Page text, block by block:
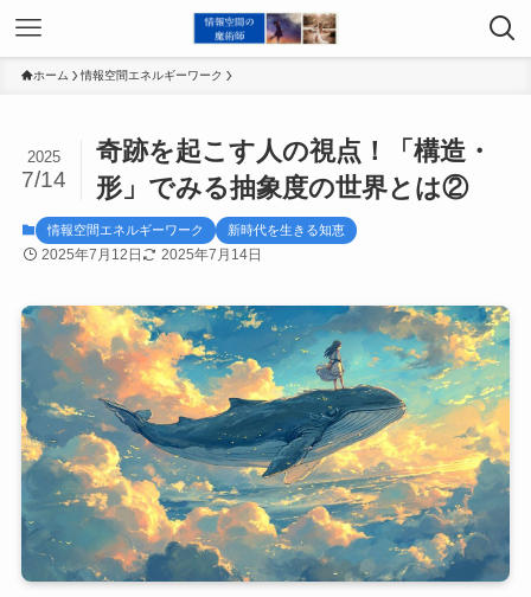
ホーム 情報空間エネルギーワーク
奇跡を起こす人の視点！「構造・
形」でみる抽象度の世界とは②
2025
7/14
情報空間エネルギーワーク 新時代を生きる知恵
2025年7月12日 2025年7月14日